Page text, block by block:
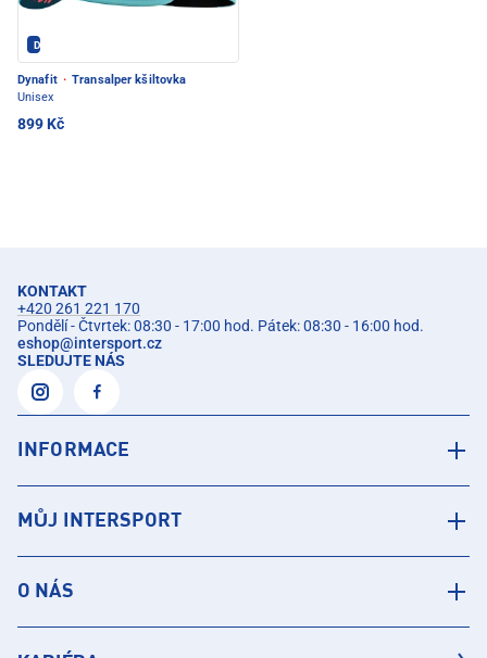
Dynafit - PEC POD SNĚŽKOU
Dynafit · Transalper kšiltovka
Unisex
899 Kč
KONTAKT
+420 261 221 170
Pondělí - Čtvrtek: 08:30 - 17:00 hod. Pátek: 08:30 - 16:00 hod.
eshop@intersport.cz
SLEDUJTE NÁS
INFORMACE
MŮJ INTERSPORT
O NÁS